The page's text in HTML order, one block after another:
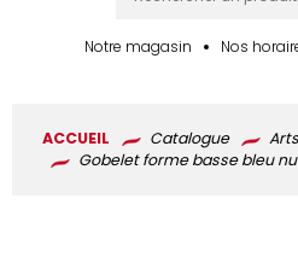
Notre magasin Nos
ACCUEIL Catalogue
Gobelet forme basse bleu